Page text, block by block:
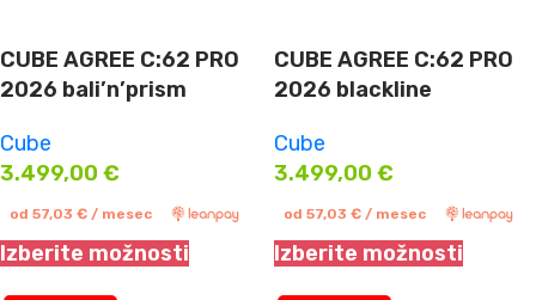
CUBE AGREE C:62 PRO
2026 bali’n’prism
Cube
3.499,00 €
od 57,03 € / mesec
Izberite možnosti
CUBE AGREE C:62 PRO
2026 blackline
Cube
3.499,00 €
od 57,03 € / mesec
Izberite možnosti